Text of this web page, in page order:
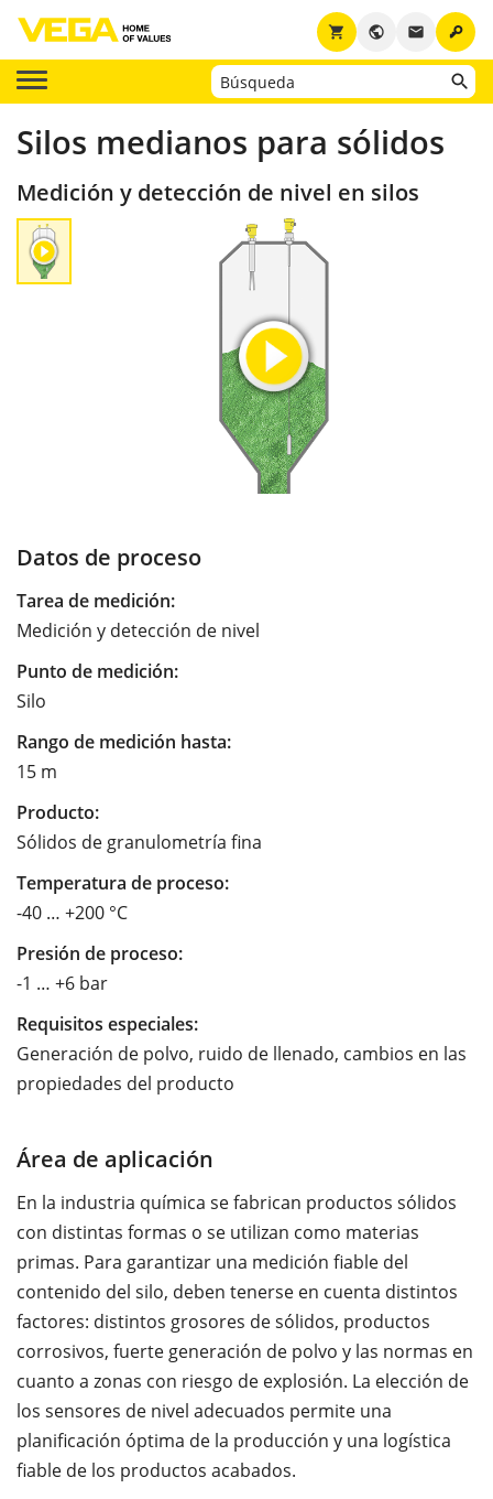
key
email
public
shopping_cart
Silos medianos para sólidos
Medición y detección de nivel en silos
Datos de proceso
Tarea de medición:
Medición y detección de nivel
Punto de medición:
Silo
Rango de medición hasta:
15 m
Producto:
Sólidos de granulometría fina
Temperatura de proceso:
-40 … +200 °C
Presión de proceso:
-1 … +6 bar
Requisitos especiales:
Generación de polvo, ruido de llenado, cambios en las
propiedades del producto
Área de aplicación
En la industria química se fabrican productos sólidos
con distintas formas o se utilizan como materias
primas. Para garantizar una medición fiable del
contenido del silo, deben tenerse en cuenta distintos
factores: distintos grosores de sólidos, productos
corrosivos, fuerte generación de polvo y las normas en
cuanto a zonas con riesgo de explosión. La elección de
los sensores de nivel adecuados permite una
planificación óptima de la producción y una logística
fiable de los productos acabados.